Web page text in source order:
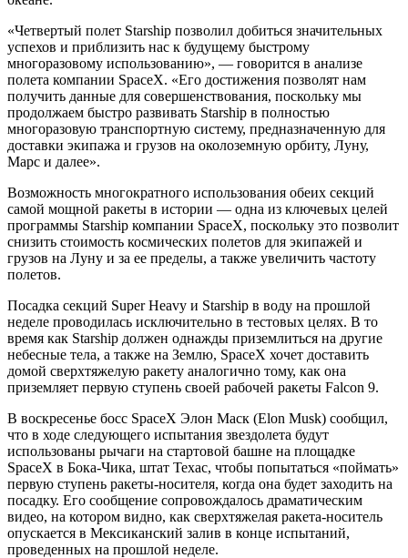
«Четвертый полет Starship позволил добиться значительных
успехов и приблизить нас к будущему быстрому
многоразовому использованию», — говорится в анализе
полета компании SpaceX. «Его достижения позволят нам
получить данные для совершенствования, поскольку мы
продолжаем быстро развивать Starship в полностью
многоразовую транспортную систему, предназначенную для
доставки экипажа и грузов на околоземную орбиту, Луну,
Марс и далее».
Возможность многократного использования обеих секций
самой мощной ракеты в истории — одна из ключевых целей
программы Starship компании SpaceX, поскольку это позволит
снизить стоимость космических полетов для экипажей и
грузов на Луну и за ее пределы, а также увеличить частоту
полетов.
Посадка секций Super Heavy и Starship в воду на прошлой
неделе проводилась исключительно в тестовых целях. В то
время как Starship должен однажды приземлиться на другие
небесные тела, а также на Землю, SpaceX хочет доставить
домой сверхтяжелую ракету аналогично тому, как она
приземляет первую ступень своей рабочей ракеты Falcon 9.
В воскресенье босс SpaceX Элон Маск (Elon Musk) сообщил,
что в ходе следующего испытания звездолета будут
использованы рычаги на стартовой башне на площадке
SpaceX в Бока-Чика, штат Техас, чтобы попытаться «поймать»
первую ступень ракеты-носителя, когда она будет заходить на
посадку. Его сообщение сопровождалось драматическим
видео, на котором видно, как сверхтяжелая ракета-носитель
опускается в Мексиканский залив в конце испытаний,
проведенных на прошлой неделе.